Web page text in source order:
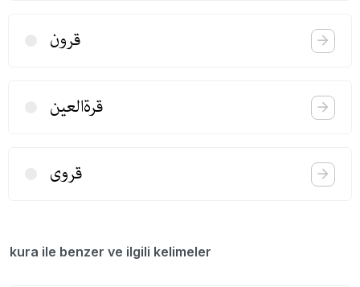
قرون
قرة‌العین
قروی
kura ile benzer ve ilgili kelimeler